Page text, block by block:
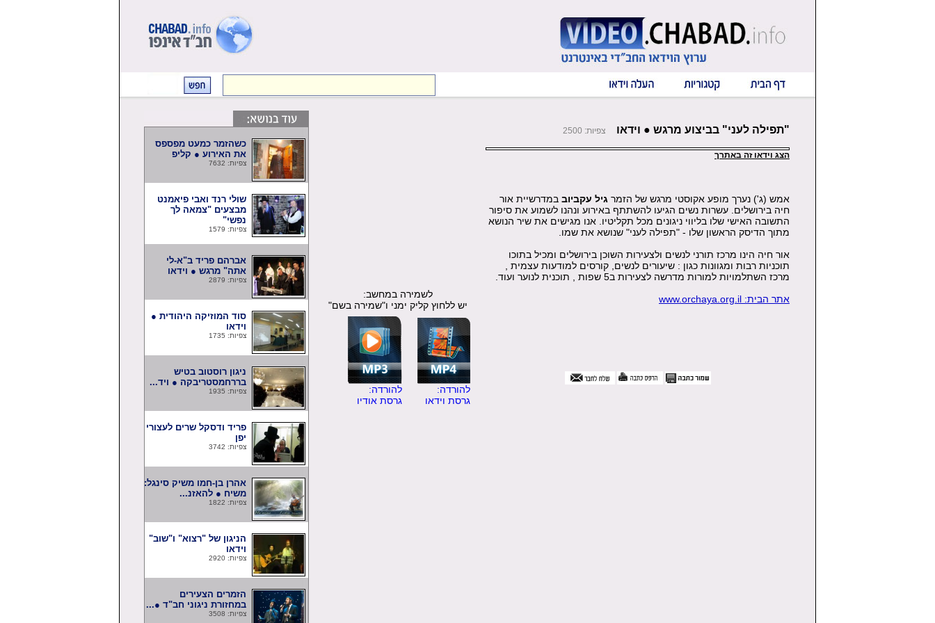
"תפילה לעני" בביצוע מרגש ● וידאו צפיות: 2500
הצג וידאו זה באתרך
אמש (ג') נערך מופע אקוסטי מרגש של הזמר גיל עקביוב במדרשיית אור
חיה בירושלים. עשרות נשים הגיעו להשתתף באירוע ונהנו לשמוע את סיפור
התשובה האישי שלו בליווי ניגונים מכל תקליטיו. אנו מגישים את שיר הנושא
מתוך הדיסק הראשון שלו - "תפילה לעני" שנושא את שמו.
אור חיה הינו מרכז תורני לנשים ולצעירות השוכן בירושלים ומכיל בתוכו
תוכניות רבות ומגוונות כגון : שיעורים לנשים, קורסים למודעות עצמית ,
מרכז השתלמויות למורות מדרשה לצעירות ב5 שפות , תוכנית לנוער ועוד.
אתר הבית: www.orchaya.org.il
לשמירה במחשב:
יש ללחוץ קליק ימני ו"שמירה בשם"
להורדה:
גרסת וידאו
להורדה:
גרסת אודיו
כשהזמר כמעט מפספס
את האירוע ● קליפ
צפיות: 7632
שולי רנד ואבי פיאמנט
מבצעים "צמאה לך
נפשי"
צפיות: 1579
אברהם פריד ב"א-לי
אתה" מרגש ● וידאו
צפיות: 2879
סוד המוזיקה היהודית ●
וידאו
צפיות: 1735
ניגון רוסטוב בטיש
בררחמסטריבקה ● ויד...
צפיות: 1935
פריד ודסקל שרים לעצורי
יפן
צפיות: 3742
אהרן בן-חמו משיק סינגל:
משיח ● להאזנ...
צפיות: 1822
הניגון של "רצוא" ו"שוב"
וידאו
צפיות: 2920
הזמרים הצעירים
במחזורת ניגוני חב"ד ●...
צפיות: 3508